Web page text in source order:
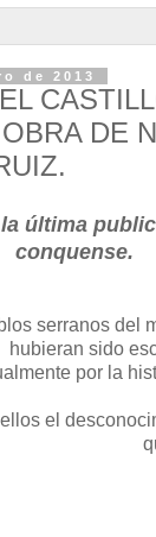
de 2013
DE
última
conquense.
serranos del
hubieran sido
por la
el